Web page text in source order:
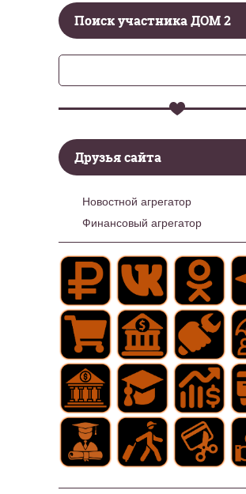
Поиск участника ДОМ 2
Друзья сайта
Новостной агрегатор
Финансовый агрегатор